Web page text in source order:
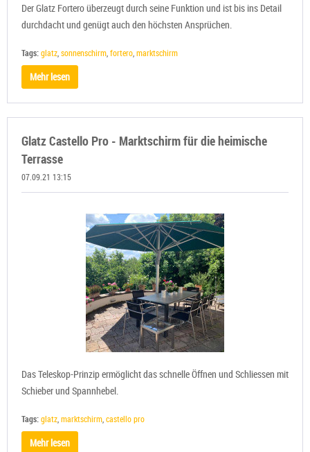
Der Glatz Fortero überzeugt durch seine Funktion und ist bis ins Detail
durchdacht und genügt auch den höchsten Ansprüchen.
Tags:glatz sonnenschirm fortero marktschirm
Mehr lesen
Glatz Castello Pro - Marktschirm für die heimische
Terrasse
07.09.21 13:15
Das Teleskop-Prinzip ermöglicht das schnelle Öffnen und Schliessen mit
Schieber und Spannhebel.
Tags:glatz marktschirm castello pro
Mehr lesen